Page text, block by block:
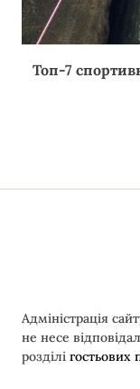
Топ-7
Адміністрація
не несе
розділі гостьових